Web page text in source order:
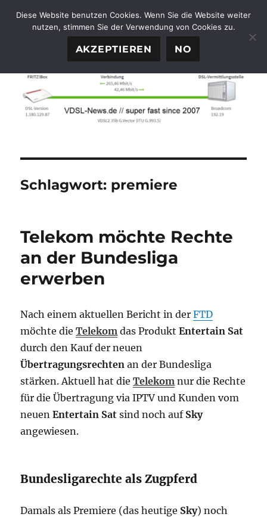
FTTH-News.de
Schlagwort: premiere
Telekom möchte Rechte
an der Bundesliga
erwerben
Nach einem aktuellen Bericht in derFTD
möchte dieTelekom das ProduktEntertain Sat
durch den Kauf der neuen
Übertragungsrechten an der Bundesliga
stärken. Aktuell hat dieTelekom nur die Rechte
für die Übertragung via IPTV und Kunden vom
neuenEntertain Sat sind noch auf Sky
angewiesen.
Bundesligarechte als Zugpferd
Damals als Premiere (das heutige Sky) noch
Diese Website benutzen Cookies. Wenn Sie die Website weiter
nutzen, stimmen Sie der Verwendung von Cookies zu.
AKZEPTIEREN NO